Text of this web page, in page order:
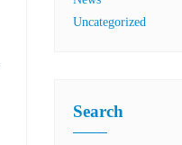
Uncategorized
Search